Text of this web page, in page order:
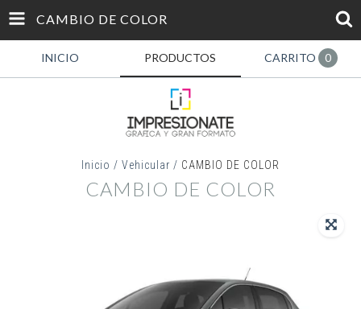
CAMBIO DE COLOR
INICIO PRODUCTOS CARRITO 0
Inicio / Vehicular / CAMBIO DE COLOR
CAMBIO DE COLOR